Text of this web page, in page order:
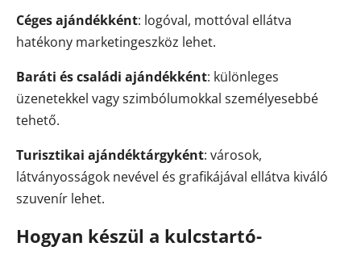
Céges ajándékként: logóval, mottóval ellátva
hatékony marketingeszköz lehet.
Baráti és családi ajándékként: különleges
üzenetekkel vagy szimbólumokkal személyesebbé
tehető.
Turisztikai ajándéktárgyként: városok,
látványosságok nevével és grafikájával ellátva kiváló
szuvenír lehet.
Hogyan készül a kulcstartó-